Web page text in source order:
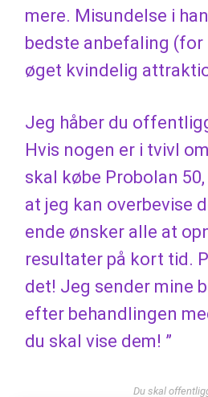
mere. Misundelse i
bedste anbefaling
øget kvindelig
Jeg håber du
Hvis nogen er i tvivl
skal købe Probolan
at jeg kan overbevise
ende ønsker alle at
resultater på kort tid.
det! Jeg sender mine
efter behandlingen
du skal vise dem! ”
Du skal